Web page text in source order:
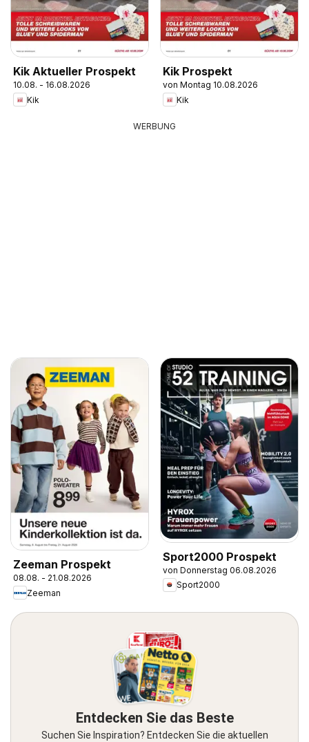
Kik Aktueller Prospekt
10.08. - 16.08.2026
Kik
Kik Prospekt
von Montag 10.08.2026
Kik
WERBUNG
Zeeman Prospekt
08.08. - 21.08.2026
Zeeman
Sport2000 Prospekt
von Donnerstag 06.08.2026
Sport2000
Entdecken Sie das Beste
Suchen Sie Inspiration? Entdecken Sie die aktuellen